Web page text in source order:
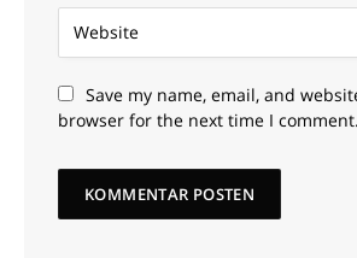
Save my name, email, and
browser for the next time I comment.